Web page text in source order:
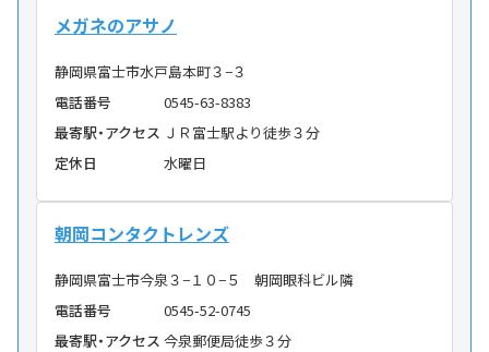
メガネのアサノ
静岡県富士市水戸島本町３−３
電話番号
0545-63-8383
最寄駅・アクセス ＪＲ富士駅より徒歩３分
定休日
水曜日
朝岡コンタクトレンズ
静岡県富士市今泉３−１０−５ 朝岡眼科ビル隣
電話番号
0545-52-0745
最寄駅・アクセス 今泉郵便局徒歩３分